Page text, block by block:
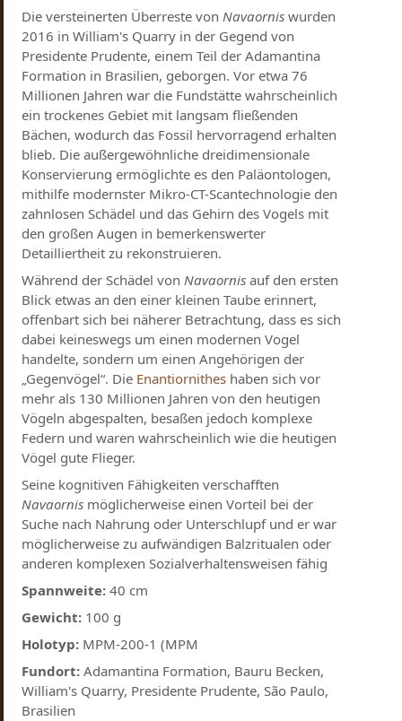
Die versteinerten Überreste vonNavaorniswurden
2016 in William's Quarry in der Gegend von
Presidente Prudente, einem Teil der Adamantina
Formation in Brasilien, geborgen. Vor etwa 76
Millionen Jahren war die Fundstätte wahrscheinlich
ein trockenes Gebiet mit langsam fließenden
Bächen, wodurch das Fossil hervorragend erhalten
blieb. Die außergewöhnliche dreidimensionale
Konservierung ermöglichte es den Paläontologen,
mithilfe modernster Mikro-CT-Scantechnologie den
zahnlosen Schädel und das Gehirn des Vogels mit
den großen Augen in bemerkenswerter
Detailliertheit zu rekonstruieren.
Während der Schädel vonNavaornis auf den ersten
Blick etwas an den einer kleinen Taube erinnert,
offenbart sich bei näherer Betrachtung, dass es sich
dabei keineswegs um einen modernen Vogel
handelte, sondern um einen Angehörigen der
„Gegenvögel“. Die Enantiornithes haben sich vor
mehr als 130 Millionen Jahren von den heutigen
Vögeln abgespalten, besaßen jedoch komplexe
Federn und waren wahrscheinlich wie die heutigen
Vögel gute Flieger.
Seine kognitiven Fähigkeiten verschafften
Navaornis möglicherweise einen Vorteil bei der
Suche nach Nahrung oder Unterschlupf und er war
möglicherweise zu aufwändigen Balzritualen oder
anderen komplexen Sozialverhaltensweisen fähig
Spannweite: 40 cm
Gewicht: 100 g
Holotyp: MPM-200-1 (MPM
Fundort: Adamantina Formation, Bauru Becken,
William's Quarry, Presidente Prudente, São Paulo,
Brasilien